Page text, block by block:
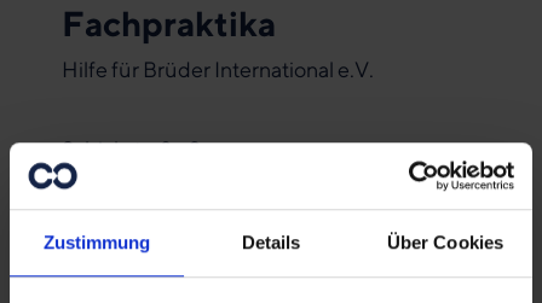
Zustimmung Details Über Cookies
Fachpraktika
Hilfe für Brüder International e.V.
Schickstraße 2
70182 Stuttgart
Telefon +49 (0) 711 21021-21
E-Mail:fachpraktika[at]coworkers.de